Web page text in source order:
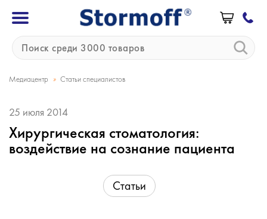
Медиацентр » Статьи специалистов
25 июля 2014
Хирургическая стоматология:
воздействие на сознание пациента
Статьи